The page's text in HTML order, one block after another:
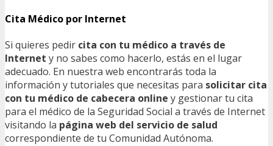
Cita Médico por Internet
Si quieres pedir cita con tu médico a través de
Internet y no sabes como hacerlo, estás en el lugar
adecuado. En nuestra web encontrarás toda la
información y tutoriales que necesitas para solicitar cita
con tu médico de cabecera online y gestionar tu cita
para el médico de la Seguridad Social a través de Internet
visitando la página web del servicio de salud
correspondiente de tu Comunidad Autónoma.